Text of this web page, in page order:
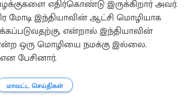
எதிர்கொண்டு இருக்கிறார் அவர்.
மோடி இந்தியாவின் ஆட்சி மொழியாக
என்றால் இந்தியாவின்
என்ற ஒரு மொழியை நமக்கு இல்லை.
பேசினார்.
மாவட்ட செய்திகள்